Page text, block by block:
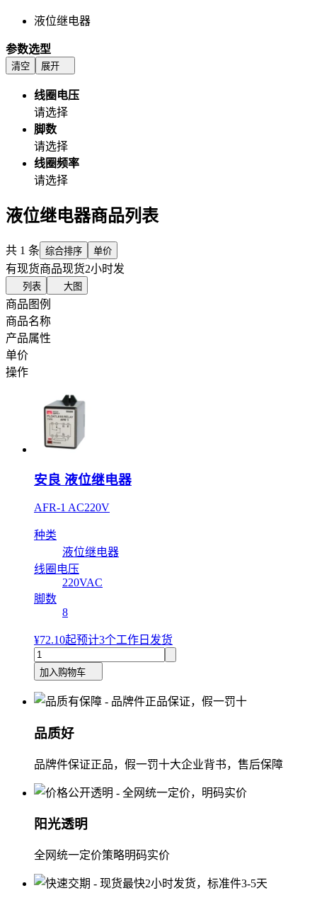
液位继电器
参数选型
清空 展开
线圈电压
请选择
脚数
请选择
线圈频率
请选择
液位继电器商品列表
共 1 条 综合排序 单价
有现货商品现货2小时发
列表 大图
商品图例
商品名称
产品属性
单价
操作
安良 液位继电器
AFR-1 AC220V
种类
液位继电器
线圈电压
220VAC
脚数
8
¥72.10起预计3个工作日发货
加入购物车
品质好
品牌件保证正品，假一罚十大企业背书，售后保障
阳光透明
全网统一定价策略明码实价